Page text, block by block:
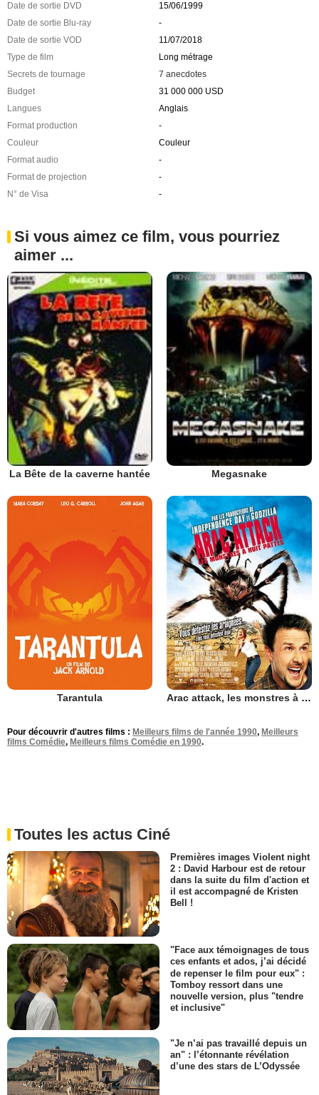
Date de sortie DVD
15/06/1999
Date de sortie Blu-ray
-
Date de sortie VOD
11/07/2018
Type de film
Long métrage
Secrets de tournage
7 anecdotes
Budget
31 000 000 USD
Langues
Anglais
Format production
-
Couleur
Couleur
Format audio
-
Format de projection
-
N° de Visa
-
Si vous aimez ce film, vous pourriez
aimer ...
La Bête de la caverne hantée Megasnake
Tarantula Arac attack, les monstres à huit pattes
Pour découvrir d'autres films : Meilleurs films de l'année 1990, Meilleurs
films Comédie, Meilleurs films Comédie en 1990.
Toutes les actus Ciné
Premières images Violent night
2 : David Harbour est de retour
dans la suite du film d'action et
il est accompagné de Kristen
Bell !
"Face aux témoignages de tous
ces enfants et ados, j’ai décidé
de repenser le film pour eux" :
Tomboy ressort dans une
nouvelle version, plus "tendre
et inclusive"
"Je n’ai pas travaillé depuis un
an" : l’étonnante révélation
d’une des stars de L’Odyssée